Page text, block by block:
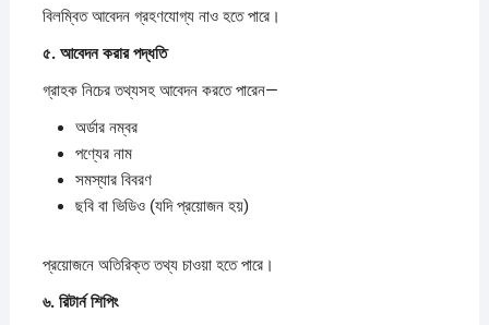
বিলম্বিত আবেদন গ্রহণযোগ্য নাও হতে পারে।
৫. আবেদনকরারপদ্ধতি
গ্রাহক নিচের তথ্যসহ আবেদন করতে পারেন—
অর্ডার নম্বর
পণ্যের নাম
সমস্যার বিবরণ
ছবি বা ভিডিও (যদি প্রয়োজন হয়)
প্রয়োজনে অতিরিক্ত তথ্য চাওয়া হতে পারে।
৬. রিটার্নশিপিং